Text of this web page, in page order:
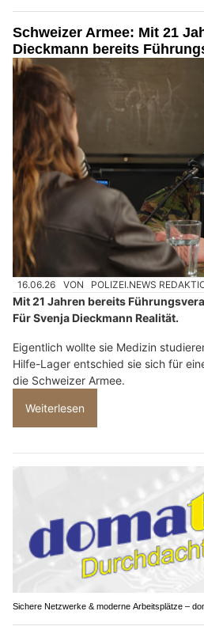
Schweizer Armee: Mit 21
Dieckmann bereits
16.06.26 VON POLIZEI.NEWS
Mit 21 Jahren bereits
Für Svenja Dieckmann Realität.
Eigentlich wollte sie Medizin
Hilfe-Lager entschied sie sich für
die Schweizer Armee.
Weiterlesen
Sichere Netzwerke & moderne Arbeitsplätze –